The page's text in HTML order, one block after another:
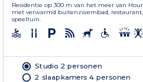
Residentie op 300 m van het meer van
met verwarmd buitenzwembad,
speeltuin.
Studio 2 personen
2 slaapkamers 4 personen